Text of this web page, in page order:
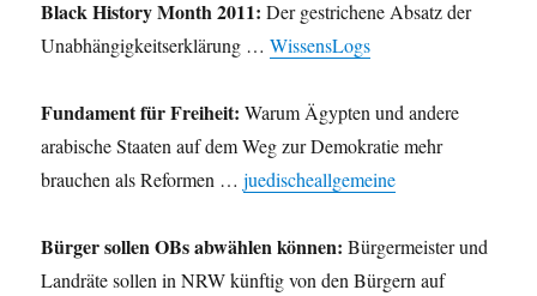
Black History Month 2011: Der gestrichene Absatz der
Unabhängigkeitserklärung …WissensLogs
Fundament für Freiheit: Warum Ägypten und andere
arabische Staaten auf dem Weg zur Demokratie mehr
brauchen als Reformen …juedischeallgemeine
Bürger sollen OBs abwählen können: Bürgermeister und
Landräte sollen in NRW künftig von den Bürgern auf